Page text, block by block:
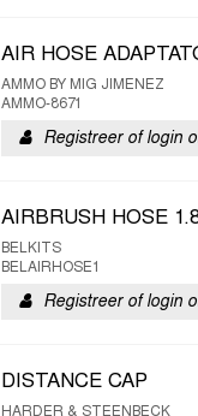
AIR HOSE
AMMO BY MIG JIMENEZ
AMMO-8671
Registreer of login
AIRBRUSH HOSE
BELKITS
BELAIRHOSE1
Registreer of login
DISTANCE CAP
HARDER & STEENBECK